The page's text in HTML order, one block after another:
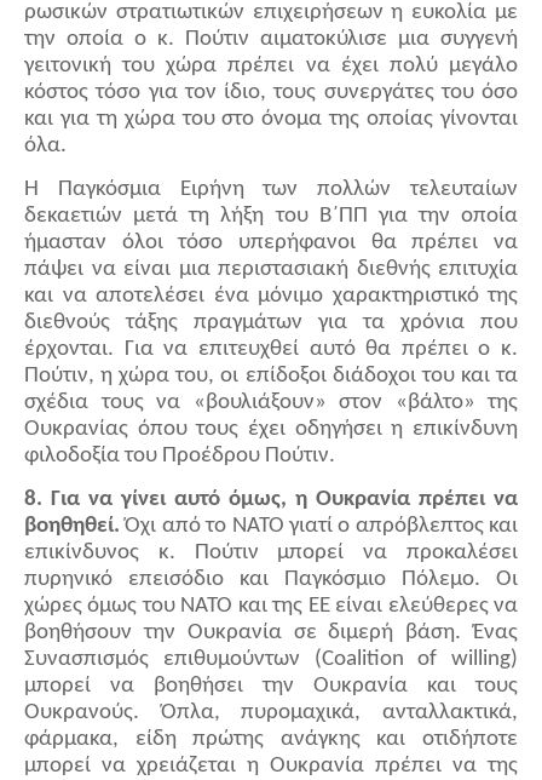
ρωσικών στρατιωτικών επιχειρήσεων η ευκολία με
την οποία ο κ. Πούτιν αιματοκύλισε μια συγγενή
γειτονική του χώρα πρέπει να έχει πολύ μεγάλο
κόστος τόσο για τον ίδιο, τους συνεργάτες του όσο
και για τη χώρα του στο όνομα της οποίας γίνονται
όλα.
Η Παγκόσμια Ειρήνη των πολλών τελευταίων
δεκαετιών μετά τη λήξη του Β΄ΠΠ για την οποία
ήμασταν όλοι τόσο υπερήφανοι θα πρέπει να
πάψει να είναι μια περιστασιακή διεθνής επιτυχία
και να αποτελέσει ένα μόνιμο χαρακτηριστικό της
διεθνούς τάξης πραγμάτων για τα χρόνια που
έρχονται. Για να επιτευχθεί αυτό θα πρέπει ο κ.
Πούτιν, η χώρα του, οι επίδοξοι διάδοχοι του και τα
σχέδια τους να «βουλιάξουν» στον «βάλτο» της
Ουκρανίας όπου τους έχει οδηγήσει η επικίνδυνη
φιλοδοξία του Προέδρου Πούτιν.
8. Για να γίνει αυτό όμως, η Ουκρανία πρέπει να
βοηθηθεί. Όχι από το ΝΑΤΟ γιατί ο απρόβλεπτος και
επικίνδυνος κ. Πούτιν μπορεί να προκαλέσει
πυρηνικό επεισόδιο και Παγκόσμιο Πόλεμο. Οι
χώρες όμως του ΝΑΤΟ και της ΕΕ είναι ελεύθερες να
βοηθήσουν την Ουκρανία σε διμερή βάση. Ένας
Συνασπισμός επιθυμούντων (Coalition of willing)
μπορεί να βοηθήσει την Ουκρανία και τους
Ουκρανούς. Όπλα, πυρομαχικά, ανταλλακτικά,
φάρμακα, είδη πρώτης ανάγκης και οτιδήποτε
μπορεί να χρειάζεται η Ουκρανία πρέπει να της